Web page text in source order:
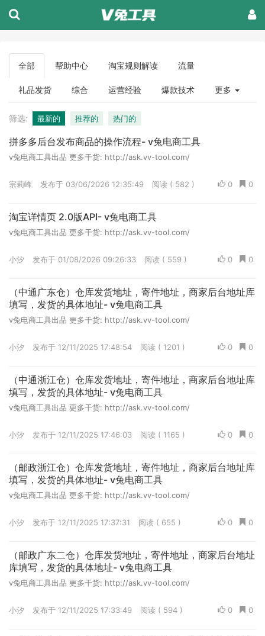
全部 帮助中心 淘宝规则解读 流量
礼品发货 综合 运营经验 爆款技术 更多
筛选: 最新的 推荐的 热门的
拼多多后台发布商品的操作流程- v兔电商工具
v兔电商工具出品 更多干货: http://ask.vv-tool.com/
0
0
宗莉峰 发布于 03/06/2026 12:35:49 阅读 ( 582 )
淘宝详情页 2.0版API- v兔电商工具
v兔电商工具出品 更多干货: http://ask.vv-tool.com/
0
0
小汐 发布于 01/08/2026 09:26:33 阅读 ( 559 )
（中通广东仓）仓库发货地址，寄件地址，商家后台地址库
填写，发货的具体地址- v兔电商工具
v兔电商工具出品 更多干货: http://ask.vv-tool.com/
0
0
小汐 发布于 12/11/2025 17:48:54 阅读 ( 1201 )
（中通浙江仓）仓库发货地址，寄件地址，商家后台地址库
填写，发货的具体地址- v兔电商工具
v兔电商工具出品 更多干货: http://ask.vv-tool.com/
0
0
小汐 发布于 12/11/2025 17:46:03 阅读 ( 1165 )
（邮政浙江仓）仓库发货地址，寄件地址，商家后台地址库
填写，发货的具体地址- v兔电商工具
v兔电商工具出品 更多干货: http://ask.vv-tool.com/
0
0
小汐 发布于 12/11/2025 17:37:31 阅读 ( 655 )
（邮政广东二仓）仓库发货地址，寄件地址，商家后台地址
库填写，发货的具体地址- v兔电商工具
v兔电商工具出品 更多干货: http://ask.vv-tool.com/
0
0
小汐 发布于 12/11/2025 17:33:49 阅读 ( 594 )